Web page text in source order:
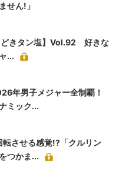
せん!」
どきタン塩】Vol.92 好きな
...
年男子メジャー全制覇！
ミック...
転させる感覚!?「クルリン
つかま...